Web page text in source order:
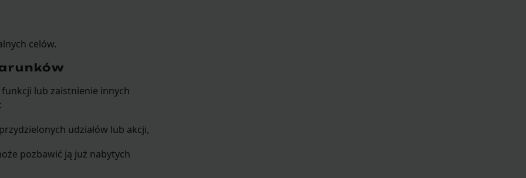
celów.
funkcji lub zaistnienie innych
udziałów lub akcji,
pozbawić ją już nabytych